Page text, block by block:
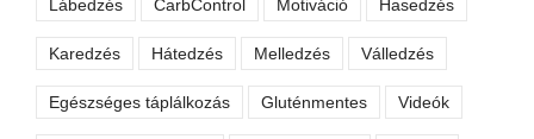
Lábedzés CarbControl Motiváció Hasedzés
Karedzés Hátedzés Melledzés Válledzés
Egészséges táplálkozás Gluténmentes Videók